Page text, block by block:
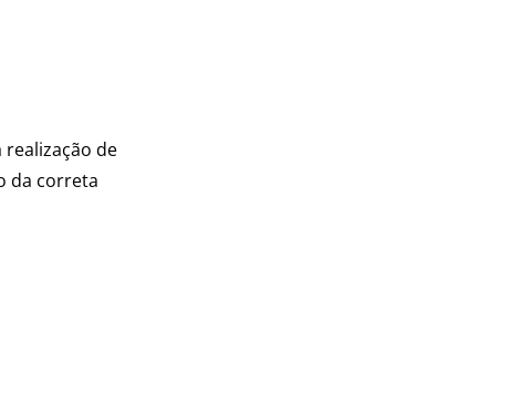
de
da correta